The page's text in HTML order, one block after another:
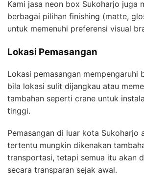
Kami jasa neon box Sukoharjo juga
berbagai pilihan finishing (matte,
untuk memenuhi preferensi visual
Lokasi Pemasangan
Lokasi pemasangan mempengaruhi
bila lokasi sulit dijangkau atau
tambahan seperti crane untuk
tinggi.
Pemasangan di luar kota Sukoharjo
tertentu mungkin dikenakan
transportasi, tetapi semua itu akan
secara transparan sejak awal.